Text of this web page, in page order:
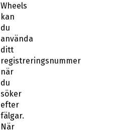
Wheels
kan
du
använda
ditt
registreringsnummer
när
du
söker
efter
fälgar.
När